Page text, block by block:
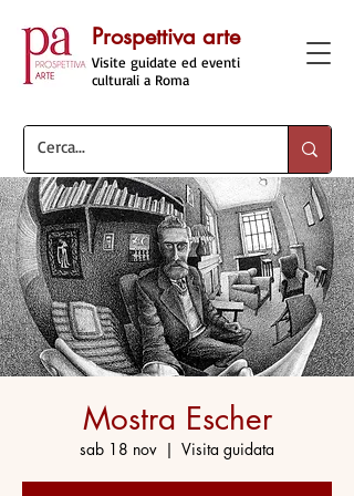
Visite guidate ed eventi
culturali a Roma
Prospettiva arte
Mostra Escher
sab 18 nov
  |
Visita guidata